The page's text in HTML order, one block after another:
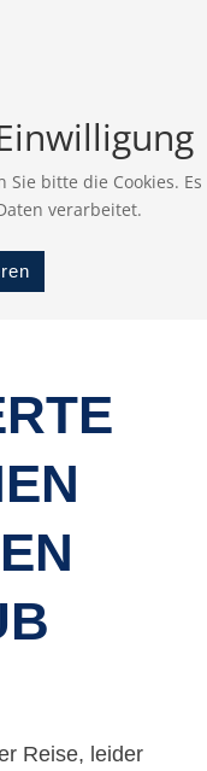
bitte die Cookies. Es
verarbeitet.
Reise, leider